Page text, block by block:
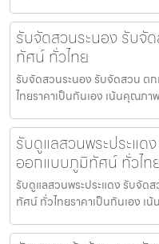
รับจัดสวนระนอง รับจั
ทัศน์ ทั่วไทย
รับจัดสวนระนอง รับจัดสวน
ไทยราคาเป็นกันเอง เน้นคุณภ
รับดูแลสวนพระประแ
ออกแบบภูมิทัศน์ ทั่วไท
รับดูแลสวนพระประแดง รับจั
ทัศน์ ทั่วไทยราคาเป็นกันเอง